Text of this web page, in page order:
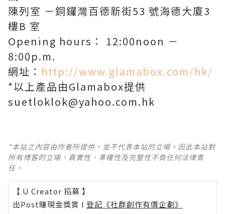
陳列室 －銅鑼灣百德新街53 號海德大廈3
樓B 室
Opening hours： 12:00noon －
8:00p.m.
網址： http://www.glamabox.com/hk/
*以上產品由Glamabox提供
suetloklok@yahoo.com.hk
*本站之內容由作者所提供，並不代表本站的立場。因此本站對
所有博客的立場、真實性、準確性及完整性不負任何法律責
任。
【 U Creator 招募 】
出Post賺現金獎賞 l 登記《社群創作有價企劃》